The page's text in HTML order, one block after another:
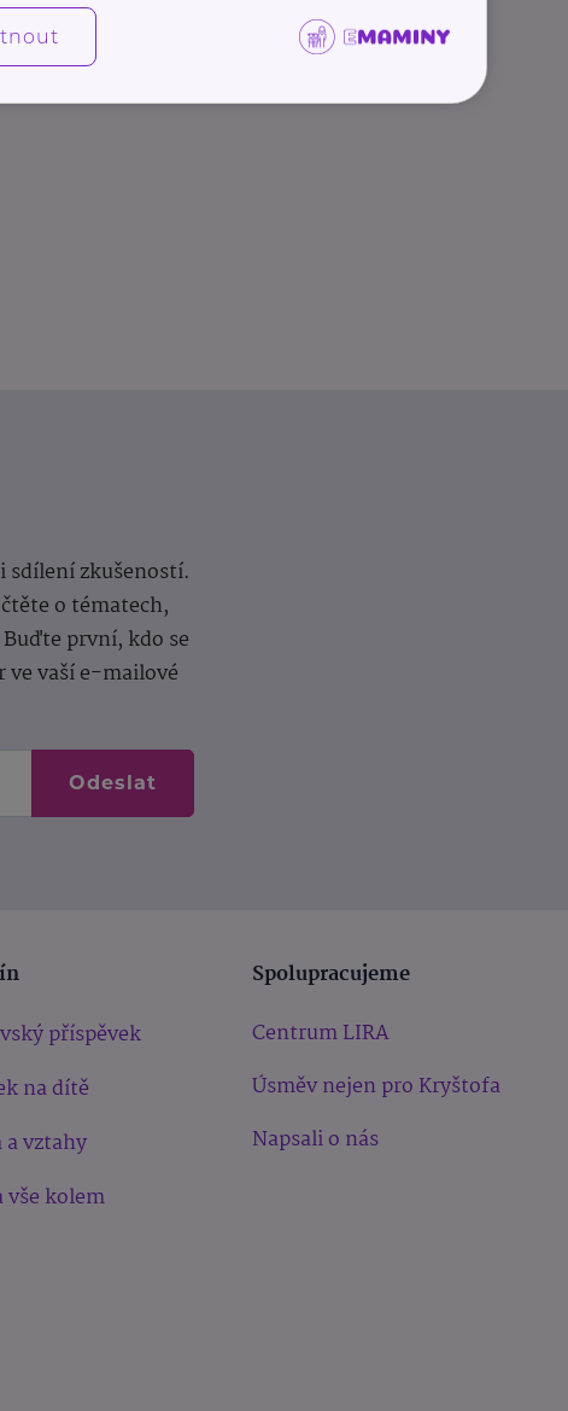
sdílení zkušeností.
o tématech,
první, kdo se
ve vaší e-mailové
Odeslat
příspěvek
na dítě
a vztahy
vše kolem
Spolupracujeme
Centrum LIRA
Úsměv nejen pro Kryštofa
Napsali o nás